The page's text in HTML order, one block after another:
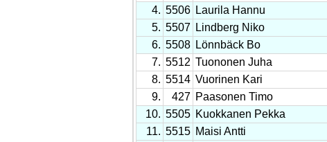
4. 5506 Laurila Hannu
5. 5507 Lindberg Niko
6. 5508 Lönnbäck Bo
7. 5512 Tuononen Juha
8. 5514 Vuorinen Kari
9.
427 Paasonen Timo
10. 5505 Kuokkanen Pekka
11. 5515 Maisi Antti